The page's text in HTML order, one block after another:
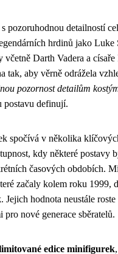
pozoruhodnou detailností
hrdinů jako
Darth Vadera a císaře
tak, aby věrně odrážela
pozornost detailům
postavu definují.
spočívá v několika
kdy některé postavy
časových obdobích.
začaly kolem roku 1999,
Jejich hodnota neustále
nové generace sběratelů.
edice minifigurek